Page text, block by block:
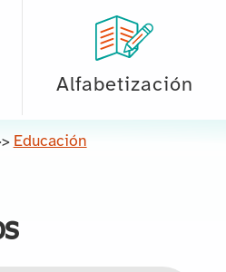
Alfabetización
Educación